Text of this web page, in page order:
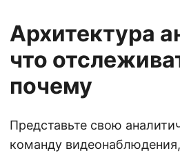
Архитектура
что
почему
Представьте свою
команду